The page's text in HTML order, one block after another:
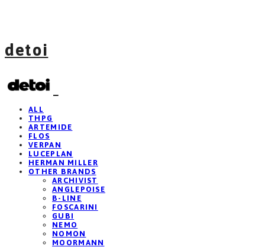
detoi
ALL
THPG
ARTEMIDE
FLOS
VERPAN
LUCEPLAN
HERMAN MILLER
OTHER BRANDS
ARCHIVIST
ANGLEPOISE
B-LINE
FOSCARINI
GUBI
NEMO
NOMON
MOORMANN